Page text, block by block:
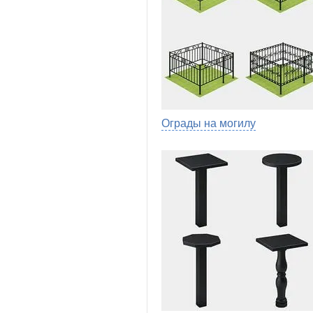
Ограды на могилу